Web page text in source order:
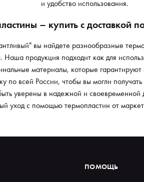
и удобство использования.
– купить с доставкой
вы найдете разнообразные
продукция подходит как для
материалы, которые
по всей России, чтобы вы могли
уверены в надежной и своевременной
уход с помощью термопластин от
ПОМОЩЬ